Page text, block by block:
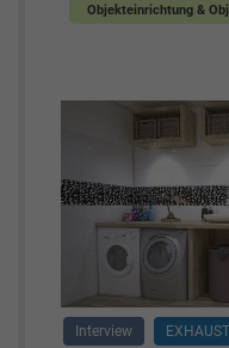
Objekteinrichtung &
Interview